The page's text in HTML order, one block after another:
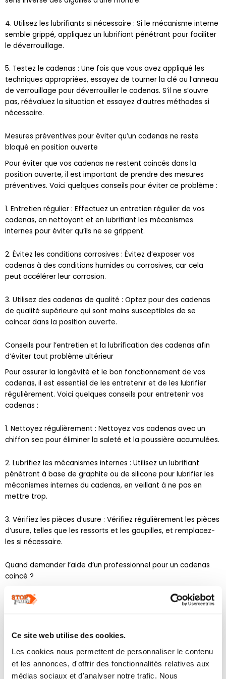
Ce site web utilise des cookies.
Les cookies nous permettent de personnaliser le contenu
et les annonces, d'offrir des fonctionnalités relatives aux
médias sociaux et d'analyser notre trafic. Nous
semble grippé, appliquez un lubrifiant pénétrant pour faciliter
le déverrouillage.
techniques appropriées, essayez de tourner la clé ou l’anneau
de verrouillage pour déverrouiller le cadenas. S’il ne s’ouvre
pas, réévaluez la situation et essayez d’autres méthodes si
nécessaire.
bloqué en position ouverte
Pour éviter que vos cadenas ne restent coincés dans la
position ouverte, il est important de prendre des mesures
préventives. Voici quelques conseils pour éviter ce problème :
cadenas, en nettoyant et en lubrifiant les mécanismes
internes pour éviter qu’ils ne se grippent.
cadenas à des conditions humides ou corrosives, car cela
peut accélérer leur corrosion.
de qualité supérieure qui sont moins susceptibles de se
coincer dans la position ouverte.
d’éviter tout problème ultérieur
Pour assurer la longévité et le bon fonctionnement de vos
cadenas, il est essentiel de les entretenir et de les lubrifier
régulièrement. Voici quelques conseils pour entretenir vos
cadenas :
chiffon sec pour éliminer la saleté et la poussière accumulées.
pénétrant à base de graphite ou de silicone pour lubrifier les
mécanismes internes du cadenas, en veillant à ne pas en
mettre trop.
d’usure, telles que les ressorts et les goupilles, et remplacez-
les si nécessaire.
coincé ?
Dans certains cas, il peut être préférable de faire appel à un
professionnel pour déverrouiller un cadenas coincé dans la
position ouverte. Voici quelques situations où vous devriez
envisager de demander une aide professionnelle :
1. Perte de clé irréversible : Si vous avez perdu la clé de votre
cadenas de façon permanente, un serrurier professionnel
pourra vous aider à ouvrir le cadenas sans endommager le
mécanisme.